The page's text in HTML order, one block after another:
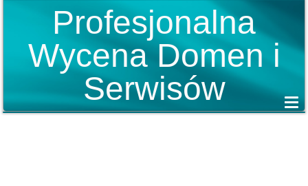
Profesjonalna
Wycena Domen i
Serwisów